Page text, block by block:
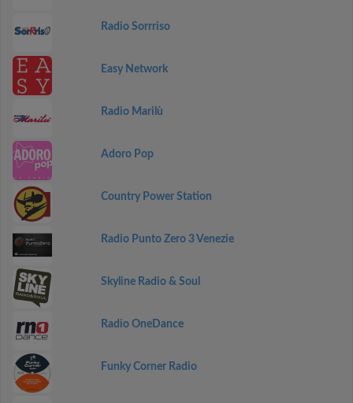
Radio Sorrriso
Easy Network
Radio Marilù
Adoro Pop
Country Power Station
Radio Punto Zero 3 Venezie
Skyline Radio & Soul
Radio OneDance
Funky Corner Radio